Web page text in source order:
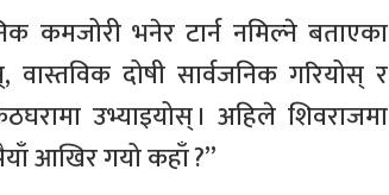
कमजोरी भनेर टार्न नमिल्ने बताएका
दोषी सार्वजनिक गरियोस् र
उभ्याइयोस् । अहिले शिवराजमा
आखिर गयो कहाँ ?”